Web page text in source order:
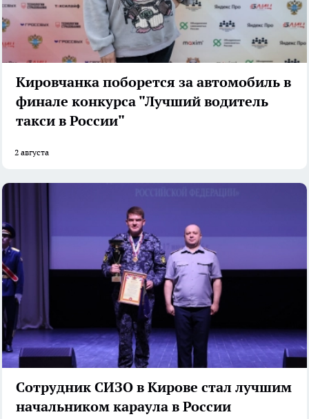
Кировчанка поборется за автомобиль в
финале конкурса "Лучший водитель
такси в России"
2 августа
Сотрудник СИЗО в Кирове стал лучшим
начальником караула в России